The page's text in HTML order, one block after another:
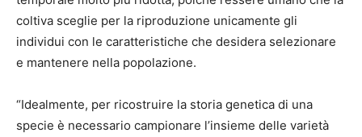
coltiva sceglie per la riproduzione unicamente gli
individui con le caratteristiche che desidera selezionare
e mantenere nella popolazione.
“Idealmente, per ricostruire la storia genetica di una
specie è necessario campionare l’insieme delle varietà